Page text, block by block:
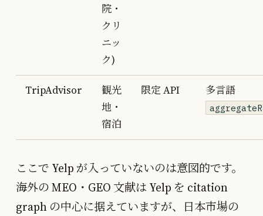
院・
クリ
ニッ
ク)
TripAdvisor
観光
地・
宿泊
限定 API 多言語
ここで Yelp が入っていないのは意図的です。
海外の MEO・GEO 文献は Yelp を citation
graph の中心に据えていますが、日本市場の